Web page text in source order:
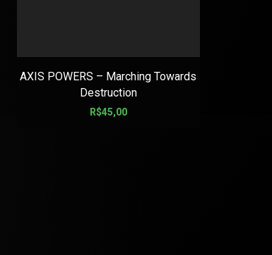
AXIS POWERS – Marching Towards
Destruction
R$45,00